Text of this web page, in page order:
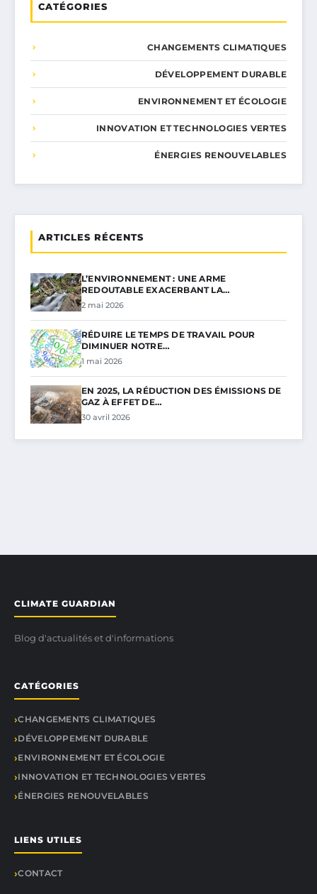
CATÉGORIES
CHANGEMENTS CLIMATIQUES
DÉVELOPPEMENT DURABLE
ENVIRONNEMENT ET ÉCOLOGIE
INNOVATION ET TECHNOLOGIES VERTES
ÉNERGIES RENOUVELABLES
ARTICLES RÉCENTS
L’ENVIRONNEMENT : UNE ARME
REDOUTABLE EXACERBANT LA…
2 mai 2026
RÉDUIRE LE TEMPS DE TRAVAIL POUR
DIMINUER NOTRE…
1 mai 2026
EN 2025, LA RÉDUCTION DES ÉMISSIONS DE
GAZ À EFFET DE…
30 avril 2026
CLIMATE GUARDIAN
Blog d'actualités et d'informations
CATÉGORIES
CHANGEMENTS CLIMATIQUES
DÉVELOPPEMENT DURABLE
ENVIRONNEMENT ET ÉCOLOGIE
INNOVATION ET TECHNOLOGIES VERTES
ÉNERGIES RENOUVELABLES
LIENS UTILES
CONTACT